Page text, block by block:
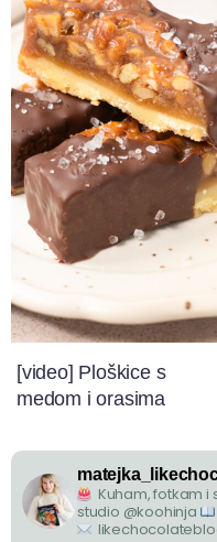
[video] Ploškice s
medom i orasima
Kuham, fotkam
studio @koohinja